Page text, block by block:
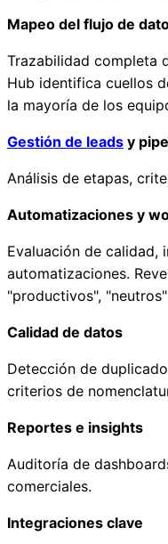
Mapeo del flujo de
Trazabilidad completa
Hub identifica cuellos
la mayoría de los
Gestión de leads y
Análisis de etapas,
Automatizaciones y
Evaluación de calidad,
automatizaciones.
"productivos",
Calidad de datos
Detección de
criterios de
Reportes e insights
Auditoría de
comerciales.
Integraciones clave